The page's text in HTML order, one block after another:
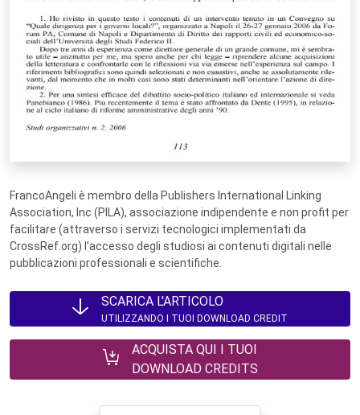
FrancoAngeli è membro della Publishers International Linking
Association, Inc (PILA), associazione indipendente e non profit per
facilitare (attraverso i servizi tecnologici implementati da
CrossRef.org) l’accesso degli studiosi ai contenuti digitali nelle
pubblicazioni professionali e scientifiche.
SCARICA L'ARTICOLO
UTILIZZANDO I TUOI DOWNLOAD CREDIT
ACQUISTA QUI I TUOI
DOWNLOAD CREDITS